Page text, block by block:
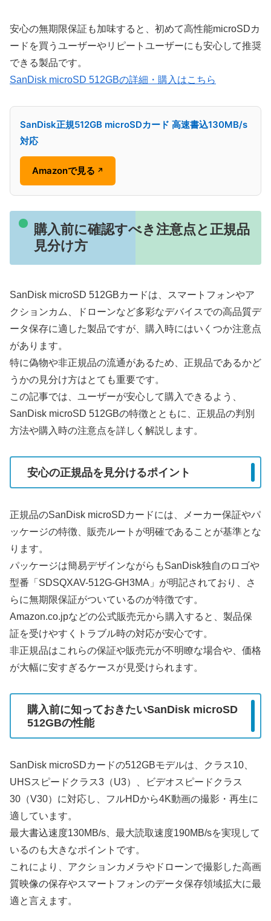
安心の無期限保証も加味すると、初めて高性能microSDカ
ードを買うユーザーやリピートユーザーにも安心して推奨
できる製品です。
SanDisk microSD 512GBの詳細・購入はこちら
SanDisk正規512GB microSDカード 高速書込130MB/s
対応
Amazonで見る ↗
購入前に確認すべき注意点と正規品
見分け方
SanDisk microSD 512GBカードは、スマートフォンやア
クションカム、ドローンなど多彩なデバイスでの高品質デ
ータ保存に適した製品ですが、購入時にはいくつか注意点
があります。
特に偽物や非正規品の流通があるため、正規品であるかど
うかの見分け方はとても重要です。
この記事では、ユーザーが安心して購入できるよう、
SanDisk microSD 512GBの特徴とともに、正規品の判別
方法や購入時の注意点を詳しく解説します。
安心の正規品を見分けるポイント
正規品のSanDisk microSDカードには、メーカー保証やパ
ッケージの特徴、販売ルートが明確であることが基準とな
ります。
パッケージは簡易デザインながらもSanDisk独自のロゴや
型番「SDSQXAV-512G-GH3MA」が明記されており、さ
らに無期限保証がついているのが特徴です。
Amazon.co.jpなどの公式販売元から購入すると、製品保
証を受けやすくトラブル時の対応が安心です。
非正規品はこれらの保証や販売元が不明瞭な場合や、価格
が大幅に安すぎるケースが見受けられます。
購入前に知っておきたいSanDisk microSD
512GBの性能
SanDisk microSDカードの512GBモデルは、クラス10、
UHSスピードクラス3（U3）、ビデオスピードクラス
30（V30）に対応し、フルHDから4K動画の撮影・再生に
適しています。
最大書込速度130MB/s、最大読取速度190MB/sを実現して
いるのも大きなポイントです。
これにより、アクションカメラやドローンで撮影した高画
質映像の保存やスマートフォンのデータ保存領域拡大に最
適と言えます。